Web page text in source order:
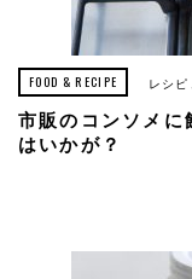
FOOD & RECIPE レシピ
市販のコンソメ
はいかが？